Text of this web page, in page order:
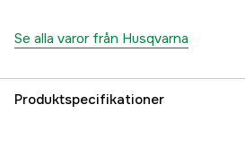
Se alla varor från Husqvarna
Produktspecifikationer